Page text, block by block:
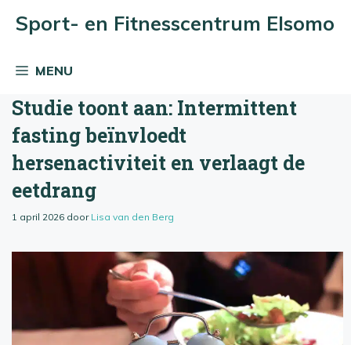
naar
inhoud
Sport- en Fitnesscentrum Elsomo
MENU
Studie toont aan: Intermittent
fasting beïnvloedt
hersenactiviteit en verlaagt de
eetdrang
1 april 2026 door Lisa van den Berg